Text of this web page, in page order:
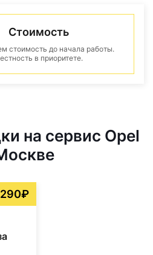
Стоимость
стоимость до начала работы.
в приоритете.
на сервис Opel